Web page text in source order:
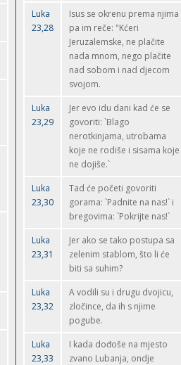
Luka
23,28
Isus se okrenu prema njima
pa im reče: "Kćeri
Jeruzalemske, ne plačite
nada mnom, nego plačite
nad sobom i nad djecom
svojom.
Luka
23,29
Jer evo idu dani kad će se
govoriti: `Blago
nerotkinjama, utrobama
koje ne rodiše i sisama koje
ne dojiše.`
Luka
23,30
Tad će početi govoriti
gorama: `Padnite na nas!` i
bregovima: `Pokrijte nas!`
Luka
23,31
Jer ako se tako postupa sa
zelenim stablom, što li će
biti sa suhim?
Luka
23,32
A vodili su i drugu dvojicu,
zločince, da ih s njime
pogube.
Luka
23,33
I kada dođoše na mjesto
zvano Lubanja, ondje